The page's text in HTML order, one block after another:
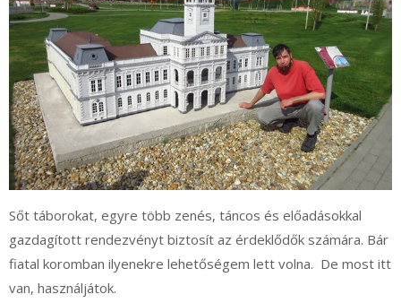
Sőt táborokat, egyre több zenés, táncos és előadásokkal
gazdagított rendezvényt biztosít az érdeklődők számára. Bár
fiatal koromban ilyenekre lehetőségem lett volna. De most itt
van, használjátok.